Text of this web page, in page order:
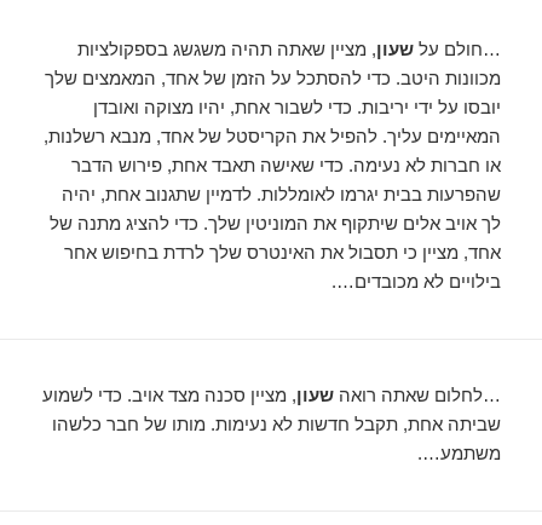
…חולם עלשעון, מציין שאתה תהיה משגשג בספקולציות
מכוונות היטב. כדי להסתכל על הזמן של אחד, המאמצים שלך
יובסו על ידי יריבות. כדי לשבור אחת, יהיו מצוקה ואובדן
המאיימים עליך. להפיל את הקריסטל של אחד, מנבא רשלנות,
או חברות לא נעימה. כדי שאישה תאבד אחת, פירוש הדבר
שהפרעות בבית יגרמו לאומללות. לדמיין שתגנוב אחת, יהיה
לך אויב אלים שיתקוף את המוניטין שלך. כדי להציג מתנה של
אחד, מציין כי תסבול את האינטרס שלך לרדת בחיפוש אחר
בילויים לא מכובדים….
…לחלום שאתה רואהשעון, מציין סכנה מצד אויב. כדי לשמוע
שביתה אחת, תקבל חדשות לא נעימות. מותו של חבר כלשהו
משתמע….